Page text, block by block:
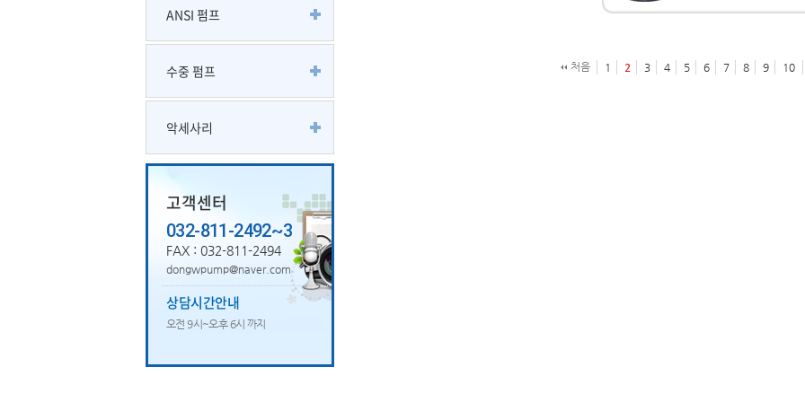
ANSI 펌프
수중 펌프
악세사리
고객센터
032-811-2492~3
FAX : 032-811-2494
dongwpump@naver.com
상담시간안내
오전 9시~오후 6시 까지
처음 1 2 3 4 5 6 7 8 9 10